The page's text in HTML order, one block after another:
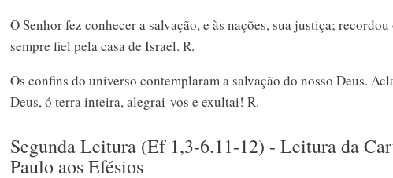
O Senhor fez conhecer a salvação, e às nações, sua justiça;
sempre fiel pela casa de Israel. R.
Os confins do universo contemplaram a salvação do nosso Deus.
Deus, ó terra inteira, alegrai-vos e exultai! R.
Segunda Leitura (Ef 1,3-6.11-12) - Leitura da
Paulo aos Efésios